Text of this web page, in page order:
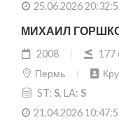
25.06.2026
МИХАИЛ
2008
177
Пермь
ST: S, LA: S
21.04.2026